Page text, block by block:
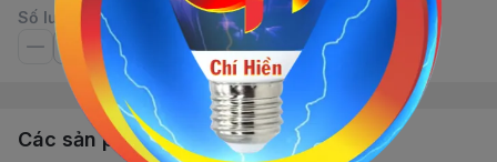
Số lượng
Các sản phẩm, dịch vụ khác